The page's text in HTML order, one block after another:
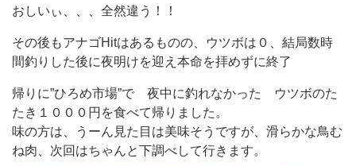
おしいぃ、、、全然違う！！
その後もアナゴHitはあるものの、ウツボは０、結局数時
間釣りした後に夜明けを迎え本命を拝めずに終了
帰りに”ひろめ市場”で 夜中に釣れなかった ウツボのた
たき１０００円を食べて帰りました。
味の方は、うーん見た目は美味そうですが、滑らかな鳥む
ね肉、次回はちゃんと下調べして行きます。